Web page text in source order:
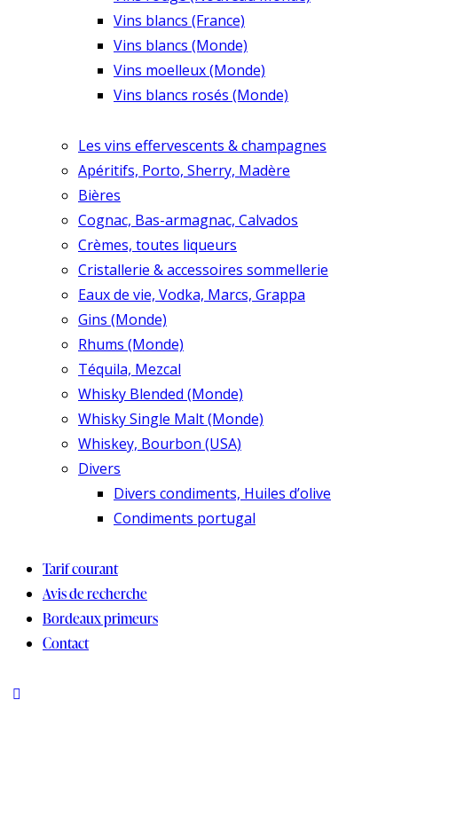
Vins blancs (France)
Vins blancs (Monde)
Vins moelleux (Monde)
Vins blancs rosés (Monde)
Les vins effervescents & champagnes
Apéritifs, Porto, Sherry, Madère
Bières
Cognac, Bas-armagnac, Calvados
Crèmes, toutes liqueurs
Cristallerie & accessoires sommellerie
Eaux de vie, Vodka, Marcs, Grappa
Gins (Monde)
Rhums (Monde)
Téquila, Mezcal
Whisky Blended (Monde)
Whisky Single Malt (Monde)
Whiskey, Bourbon (USA)
Divers
Divers condiments, Huiles d’olive
Condiments portugal
Tarif courant
Avis de recherche
Bordeaux primeurs
Contact